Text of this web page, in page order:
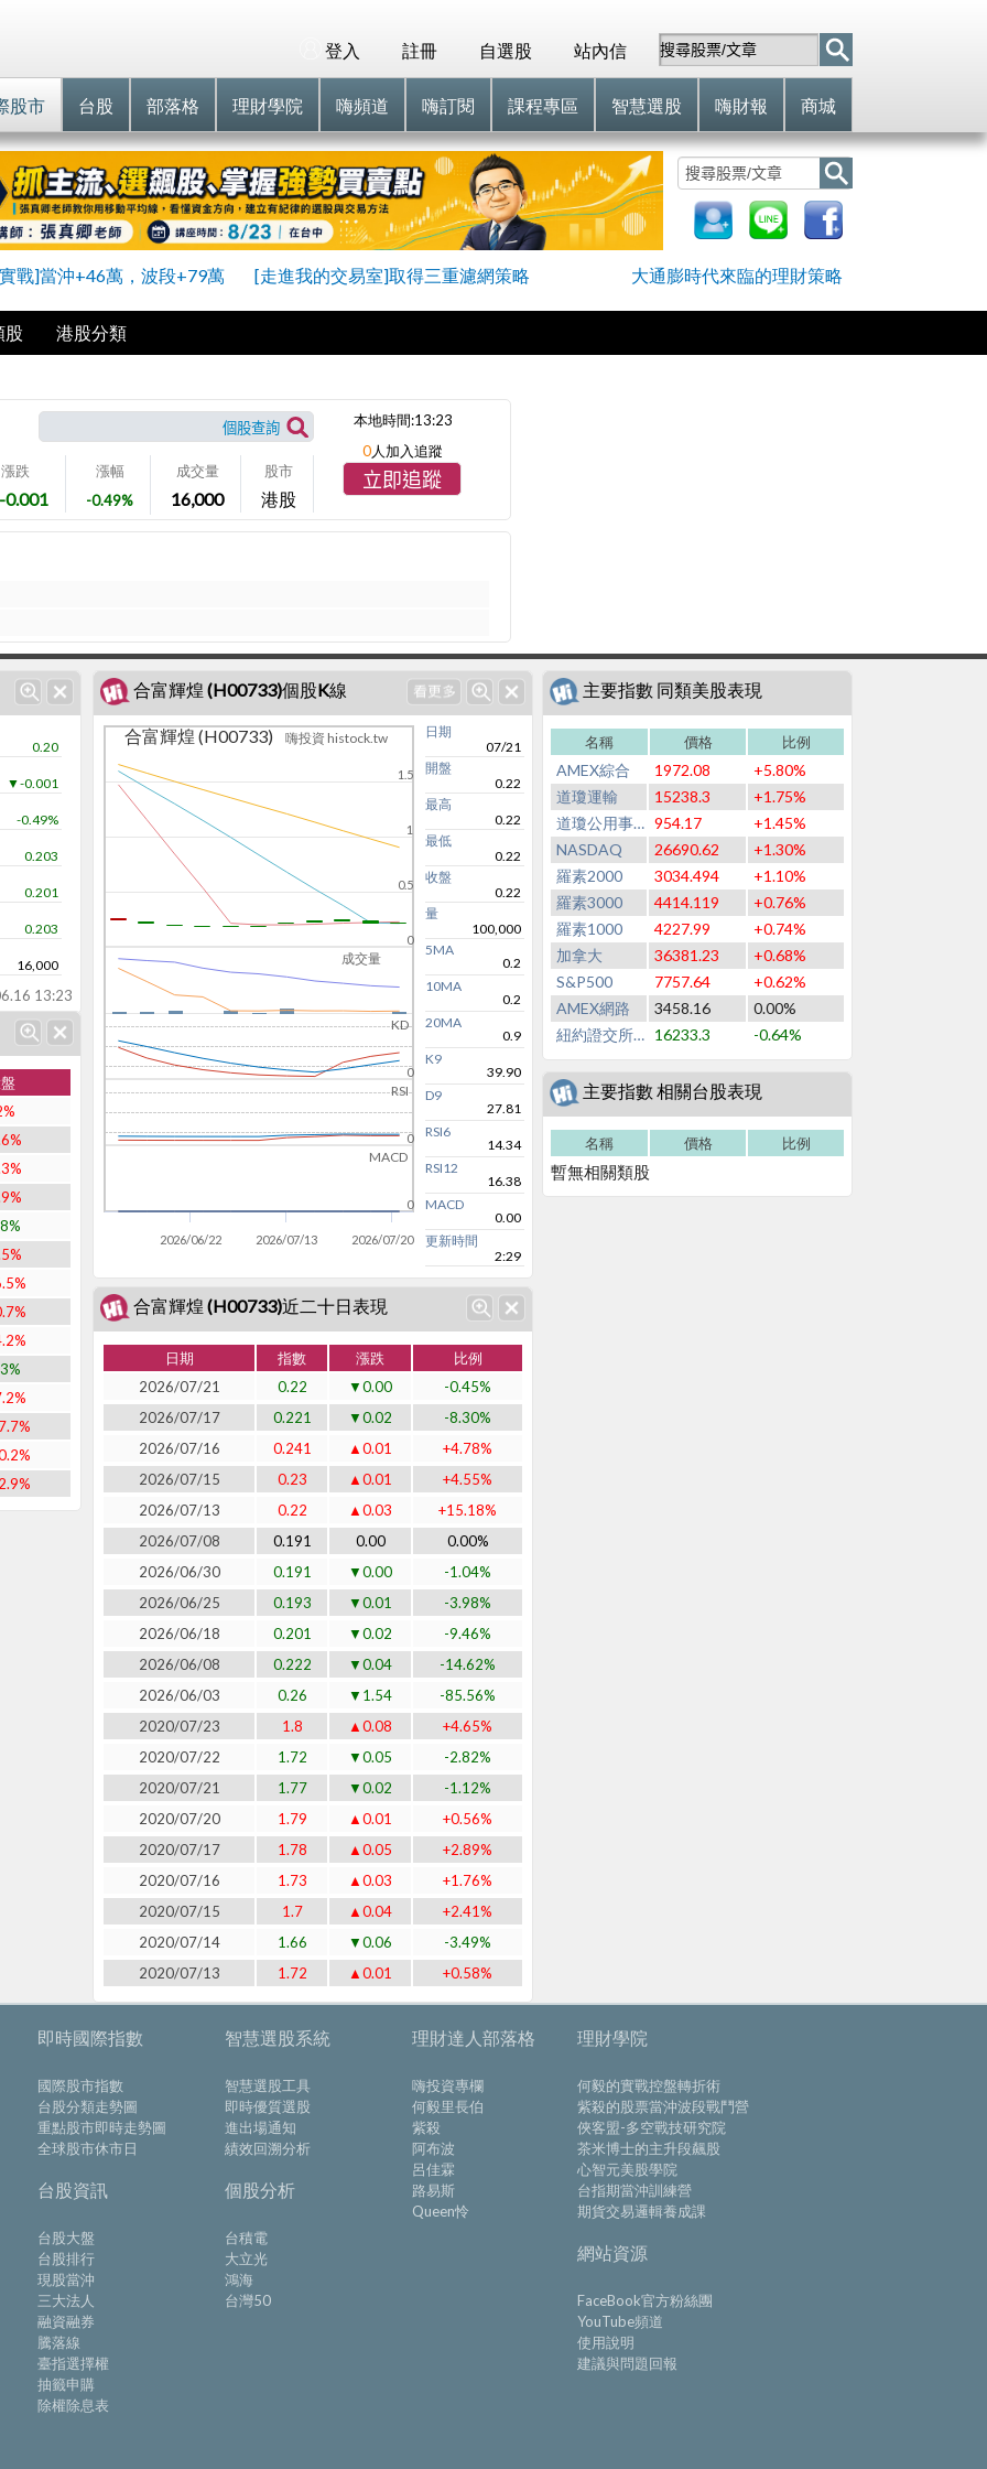
站內信
自選股
註冊
登入
股市 台股 部落格 理財學院 嗨頻道 嗨訂閱 課程專區 智慧選股 嗨財報 商城
戰]當沖+46萬，波段+79萬 [走進我的交易室]取得三重濾網策略 大通膨時代來臨的理財策略
股 港股分類
漲跌
漲幅
-0.49%
成交量
16,000
股市
港股
本地時間:13:23
0人加入追蹤
立即追蹤
0.20
▼-0.001
-0.49%
0.203
0.201
0.203
16,000
13:23
合富輝煌 (H00733)個股K線
成交量
KD
RSI
MACD
合富輝煌 (H00733) 嗨投資 histock.tw
2026/06/22 2026/07/13 2026/07/20
0
0.5
1
1.5
0
0
0
日期
07/21
開盤
0.22
最高
0.22
最低
0.22
收盤
0.22
量
100,000
5MA
0.2
10MA
0.2
20MA
0.9
K9
39.90
D9
27.81
RSI6
14.34
RSI12
16.38
MACD
0.00
更新時間
2:29
合富輝煌 (H00733)近二十日表現
日期 指數 漲跌
比例
2026/07/21
0.22 ▼0.00
-0.45%
2026/07/17
0.221 ▼0.02
-8.30%
2026/07/16
0.241 ▲0.01
+4.78%
2026/07/15
0.23 ▲0.01
+4.55%
2026/07/13
0.22 ▲0.03
+15.18%
2026/07/08
0.191 0.00
0.00%
2026/06/30
0.191 ▼0.00
-1.04%
2026/06/25
0.193 ▼0.01
-3.98%
2026/06/18
0.201 ▼0.02
-9.46%
2026/06/08
0.222 ▼0.04
-14.62%
2026/06/03
0.26 ▼1.54
-85.56%
2020/07/23
1.8 ▲0.08
+4.65%
2020/07/22
1.72 ▼0.05
-2.82%
2020/07/21
1.77 ▼0.02
-1.12%
2020/07/20
1.79 ▲0.01
+0.56%
2020/07/17
1.78 ▲0.05
+2.89%
2020/07/16
1.73 ▲0.03
+1.76%
2020/07/15
1.7 ▲0.04
+2.41%
2020/07/14
1.66 ▼0.06
-3.49%
2020/07/13
1.72 ▲0.01 +0.58%
主要指數 同類美股表現
名稱 價格 比例
AMEX綜合 1972.08
+5.80%
道瓊運輸
15238.3
+1.75%
道瓊公用事業 954.17
+1.45%
NASDAQ
26690.62
+1.30%
羅素2000
3034.494
+1.10%
羅素3000
4414.119
+0.76%
羅素1000
4227.99
+0.74%
加拿大
36381.23
+0.68%
S&P500
7757.64
+0.62%
AMEX網路
3458.16
0.00%
紐約證交所NYSE 16233.3 -0.64%
主要指數 相關台股表現
名稱 價格 比例
暫無相關類股
即時國際指數
國際股市指數
台股分類走勢圖
重點股市即時走勢圖
全球股市休市日
台股資訊
台股大盤
台股排行
現股當沖
三大法人
融資融券
騰落線
臺指選擇權
抽籤申購
除權除息表
智慧選股系統
智慧選股工具
即時優質選股
進出場通知
績效回溯分析
個股分析
台積電
大立光
鴻海
台灣50
理財達人部落格
嗨投資專欄
何毅里長伯
紫殺
阿布波
呂佳霖
路易斯
Queen怜
理財學院
何毅的實戰控盤轉折術
紫殺的股票當沖波段戰鬥營
俠客盟-多空戰技研究院
茶米博士的主升段飆股
心智元美股學院
台指期當沖訓練營
期貨交易邏輯養成課
網站資源
FaceBook官方粉絲團
YouTube頻道
使用說明
建議與問題回報